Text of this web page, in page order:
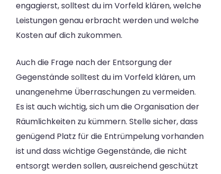
engagierst, solltest du im Vorfeld klären, welche
Leistungen genau erbracht werden und welche
Kosten auf dich zukommen.
Auch die Frage nach der Entsorgung der
Gegenstände solltest du im Vorfeld klären, um
unangenehme Überraschungen zu vermeiden.
Es ist auch wichtig, sich um die Organisation der
Räumlichkeiten zu kümmern. Stelle sicher, dass
genügend Platz für die Entrümpelung vorhanden
ist und dass wichtige Gegenstände, die nicht
entsorgt werden sollen, ausreichend geschützt